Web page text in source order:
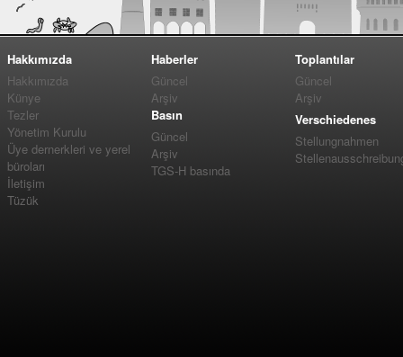
Hakkımızda
Hakkımızda
Künye
Tezler
Yönetim Kurulu
Üye dernerkleri ve yerel
büroları
İletişim
Tüzük
Haberler
Güncel
Arşiv
Basın
Güncel
Arşiv
TGS-H basında
Toplantılar
Güncel
Arşiv
Verschiedenes
Stellungnahmen